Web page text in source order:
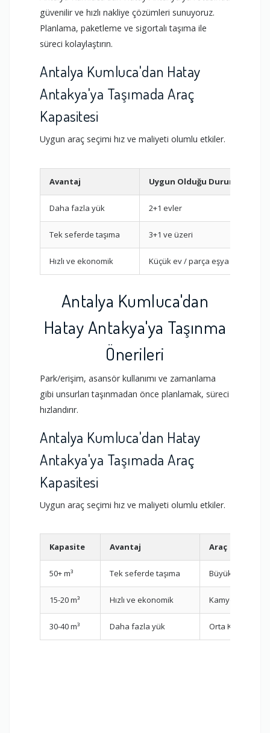
güvenilir ve hızlı nakliye çözümleri sunuyoruz.
Planlama, paketleme ve sigortalı taşıma ile
süreci kolaylaştırın.
Antalya Kumluca'dan Hatay
Antakya'ya Taşımada Araç
Kapasitesi
Uygun araç seçimi hız ve maliyeti olumlu etkiler.
Avantaj Uygun Olduğu Durum
Daha fazla yük 2+1 evler
Tek seferde taşıma 3+1 ve üzeri
Hızlı ve ekonomik Küçük ev / parça eşya
Antalya Kumluca'dan
Hatay Antakya'ya Taşınma
Önerileri
Park/erişim, asansör kullanımı ve zamanlama
gibi unsurları taşınmadan önce planlamak, süreci
hızlandırır.
Antalya Kumluca'dan Hatay
Antakya'ya Taşımada Araç
Kapasitesi
Uygun araç seçimi hız ve maliyeti olumlu etkiler.
Kapasite Avantaj Araç
50+ m³ Tek seferde taşıma Büyük Kamyon
15-20 m³ Hızlı ve ekonomik Kamyonet
30-40 m³ Daha fazla yük Orta Kamyon